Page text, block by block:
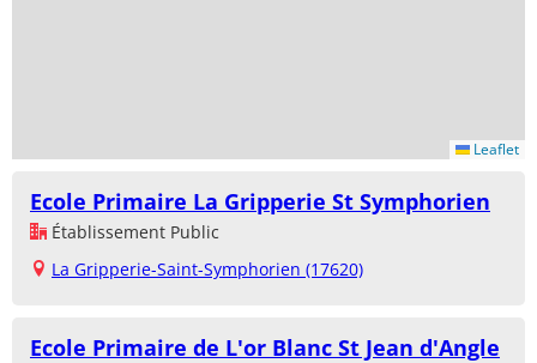
Leaflet
Ecole Primaire La Gripperie St Symphorien
Établissement Public
La Gripperie-Saint-Symphorien (17620)
Ecole Primaire de L'or Blanc St Jean d'Angle